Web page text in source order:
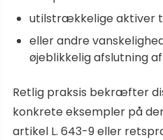
utilstrækkelige aktiver
eller andre
øjeblikkelig afslutning
Retlig praksis bekræfter
konkrete eksempler på
artikel L. 643-9 eller